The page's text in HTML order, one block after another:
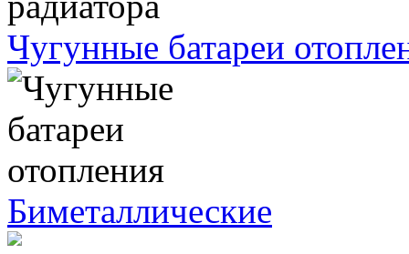
Чугунные батареи
Биметаллические